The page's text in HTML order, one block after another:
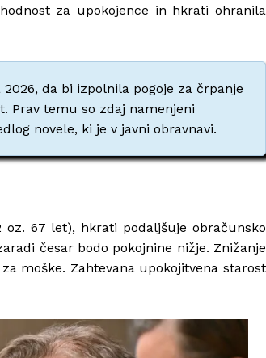
za upokojence in hkrati ohranila
da bi izpolnila pogoje za črpanje
Prav temu so zdaj namenjeni
novele, ki je v javni obravnavi.
oz. 67 let), hkrati podaljšuje obračunsko
česar bodo pokojnine nižje. Znižanje
moške. Zahtevana upokojitvena starost